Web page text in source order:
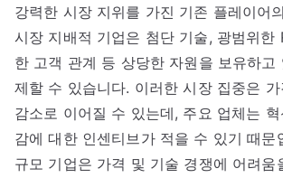
강력한 시장 지위를 가진 기존 플레이어
시장 지배적 기업은 첨단 기술, 광범위한
한 고객 관계 등 상당한 자원을 보유하고
제할 수 있습니다. 이러한 시장 집중은
감소로 이어질 수 있는데, 주요 업체는
감에 대한 인센티브가 적을 수 있기 때문
규모 기업은 가격 및 기술 경쟁에 어려움